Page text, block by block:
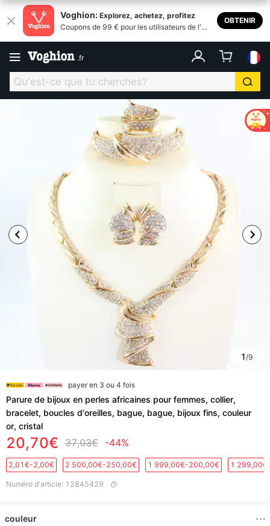
Voghion: Explorez, achetez, profitez
Coupons de 99 € pour les utilisateurs de l'ap
OBTENIR
.fr
1/9
payer en 3 ou 4 fois
Parure de bijoux en perles africaines pour femmes, collier,
bracelet, boucles d'oreilles, bague, bague, bijoux fins, couleur
or, cristal
20,70€ 37,03€ -44%
2,01€-2,00€ 2 500,00€-250,00€ 1 999,00€-200,00€ 1
Numéro d'article: 12845429
couleur